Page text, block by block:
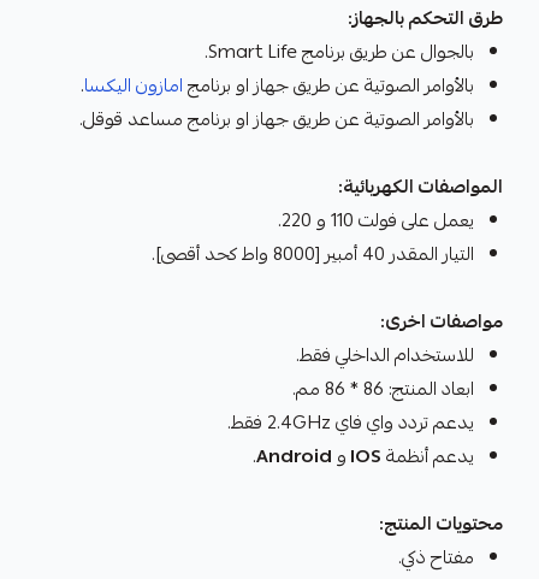
طرق التحكم بالجهاز:
بالجوال عن طريق برنامج Smart Life.
بالأوامر الصوتية عن طريق جهاز او برنامجامازون اليكسا.
بالأوامر الصوتية عن طريق جهاز او برنامج مساعد قوقل.
المواصفات الكهربائية:
يعمل على فولت 110 و 220.
التيار المقدر 40 أمبير [8000 واط كحد أقصى].
مواصفات اخرى:
للاستخدام الداخلي فقط.
ابعاد المنتج: 86 * 86 مم.
يدعم تردد واي فاي 2.4GHz فقط.
يدعم أنظمةIOSوAndroid
.
محتويات المنتج:
مفتاح ذكي.